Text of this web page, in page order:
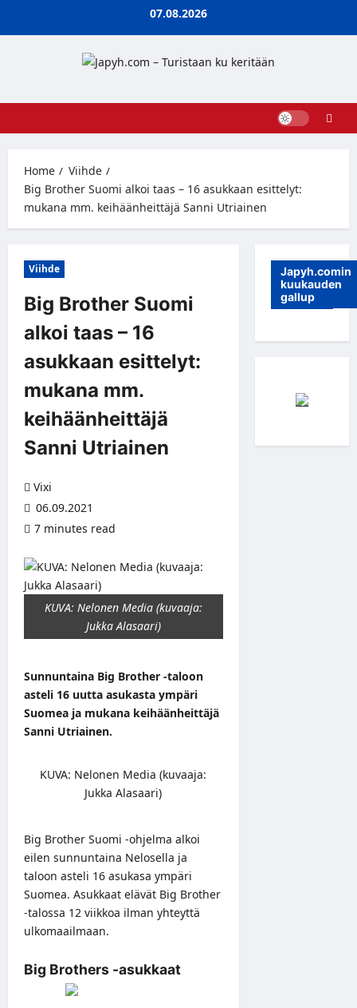
07.08.2026
Home
Viihde
Big Brother Suomi alkoi taas – 16 asukkaan esittelyt:
mukana mm. keihäänheittäjä Sanni Utriainen
Viihde
Big Brother Suomi
alkoi taas – 16
asukkaan esittelyt:
mukana mm.
keihäänheittäjä
Sanni Utriainen
Vixi
06.09.2021
7 minutes read
KUVA: Nelonen Media (kuvaaja:
Jukka Alasaari)
Sunnuntaina Big Brother -taloon
asteli 16 uutta asukasta ympäri
Suomea ja mukana keihäänheittäjä
Sanni Utriainen.
KUVA: Nelonen Media (kuvaaja:
Jukka Alasaari)
Big Brother Suomi -ohjelma alkoi
eilen sunnuntaina Nelosella ja
taloon asteli 16 asukasa ympäri
Suomea. Asukkaat elävät Big Brother
-talossa 12 viikkoa ilman yhteyttä
ulkomaailmaan.
Big Brothers -asukkaat
Japyh.comin
kuukauden
gallup